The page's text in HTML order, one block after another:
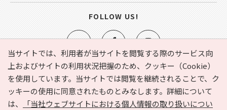
当サイトでは、利用者が当サイトを閲覧する際のサービス向
上およびサイトの利用状況把握のため、クッキー（Cookie）
を使用しています。当サイトでは閲覧を継続されることで、ク
ッキーの使用に同意されたものとみなします。詳細について
は、
「当社ウェブサイトにおける個人情報の取り扱いについ
e-NAVITA（イーナビタ）とは？ お気に入り
ヘルプ
利用規約
個人情報の取り扱いについて
運営会社
FOLLOW US!